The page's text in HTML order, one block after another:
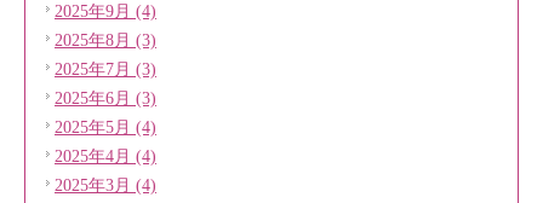
2025年9月 (4)
2025年8月 (3)
2025年7月 (3)
2025年6月 (3)
2025年5月 (4)
2025年4月 (4)
2025年3月 (4)